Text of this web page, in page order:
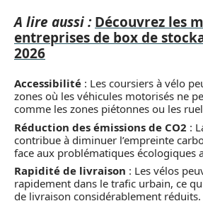
A lire aussi : Découvrez les
entreprises de box de
2026
Accessibilité : Les coursiers à vélo
zones où les véhicules motorisés ne
comme les zones piétonnes ou les
Réduction des émissions de CO2 :
contribue à diminuer l’empreinte
face aux problématiques écologiques
Rapidité de livraison : Les vélos
rapidement dans le trafic urbain, ce
de livraison considérablement réduits.